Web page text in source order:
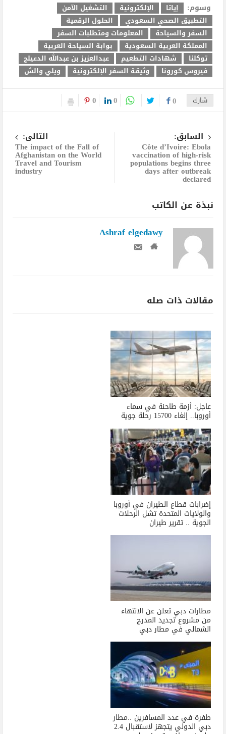
وسوم: إياتا الإلكترونية
التشغيل الآمن
التطبيق الصحي السعودي
الحلول الرقمية
السفر والسياحة
المعلومات ومتطلبات السفر
المملكة العربية السعودية
بوابة السياحة العربية
توكلنا
شهادات التطعيم
عبدالعزيز بن عبدالله الدعيلج
فيروس كورونا
وثيقة السفر الإلكترونية ويلي والش
شارك 0
0
0
السابق:
Côte d’Ivoire: Ebola
vaccination of high-risk
populations begins three
days after outbreak
declared
التالى:
The impact of the Fall of
Afghanistan on the World
Travel and Tourism
industry
نبذة عن الكاتب
Ashraf elgedawy
مقالات ذات صله
عاجل: أزمة طاحنة في سماء
أوروبا.. إلغاء 15700 رحلة جوية
إضرابات قطاع الطيران في أوروبا
والولايات المتحدة تشل الرحلات
الجوية .. تقرير طيران
مطارات دبي تعلن عن الانتهاء
من مشروع تجديد المدرج
الشمالي في مطار دبي
طفرة في عدد المسافرين ..مطار
دبي الدولي يتجهز لاستقبال 2.4